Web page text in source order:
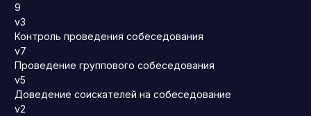
9
v3
Контроль проведения собеседования
v7
Проведение группового собеседования
v5
Доведение соискателей на собеседование
v2